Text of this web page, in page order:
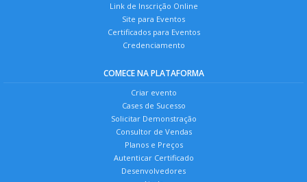
Link de Inscrição Online
Site para Eventos
Certificados para Eventos
Credenciamento
COMECE NA PLATAFORMA
Criar evento
Cases de Sucesso
Solicitar Demonstração
Consultor de Vendas
Planos e Preços
Autenticar Certificado
Desenvolvedores